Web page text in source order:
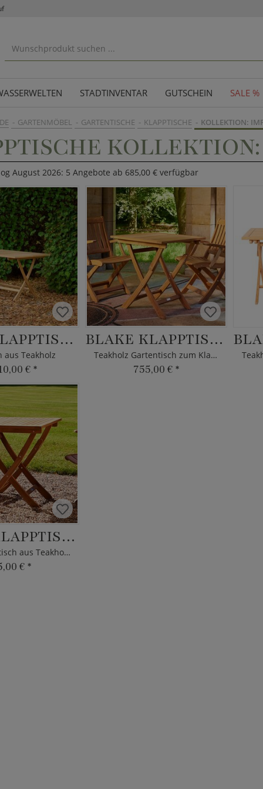
STADTINVENTAR GUTSCHEIN SALE %
GARTENMÖBEL GARTENTISCHE KLAPPTISCHE KOLLEKTION:
August 2026: 5 Angebote ab 685,00 € verfügbar
MASIE KLAPPTISCH
aus Teakholz
€ *
BLAKE KLAPPTISCH
Teakholz Gartentisch zum Klappen
755,00 € *
BLAKE KLAPPTISCH
Garten Klapptisch aus Teakholz - 70x70cm
€ *